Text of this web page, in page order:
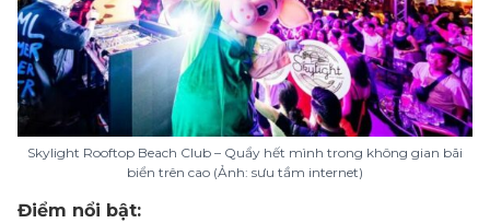
Skylight Rooftop Beach Club – Quẩy hết mình trong không gian bãi
biển trên cao (Ảnh: sưu tầm internet)
Điểm nổi bật: